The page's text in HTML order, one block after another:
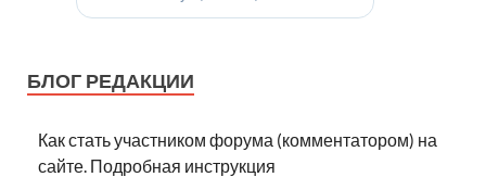
БЛОГ РЕДАКЦИИ
Как стать участником форума (комментатором) на
сайте. Подробная инструкция